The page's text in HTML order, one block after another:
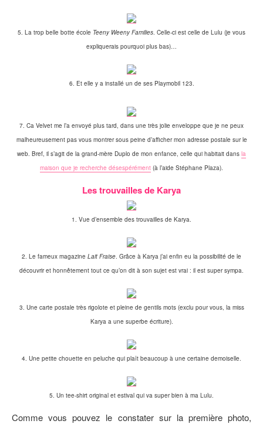
5. La trop belle botte école Teeny Weeny Families. Celle-ci est celle de Lulu (je vous
expliquerais pourquoi plus bas)…
6. Et elle y a installé un de ses Playmobil 123.
7. Ca Velvet me l’a envoyé plus tard, dans une très jolie enveloppe que je ne peux
malheureusement pas vous montrer sous peine d’afficher mon adresse postale sur le
web. Bref, il s’agit de la grand-mère Duplo de mon enfance, celle qui habitait dans la
maison que je recherche désespérément (à l’aide Stéphane Plaza).
Les trouvailles de Karya
1. Vue d’ensemble des trouvailles de Karya.
2. Le fameux magazine Lait Fraise. Grâce à Karya j’ai enfin eu la possibilité de le
découvrir et honnêtement tout ce qu’on dit à son sujet est vrai : il est super sympa.
3. Une carte postale très rigolote et pleine de gentils mots (exclu pour vous, la miss
Karya a une superbe écriture).
4. Une petite chouette en peluche qui plaît beaucoup à une certaine demoiselle.
5. Un tee-shirt original et estival qui va super bien à ma Lulu.
Comme vous pouvez le constater sur la première photo,